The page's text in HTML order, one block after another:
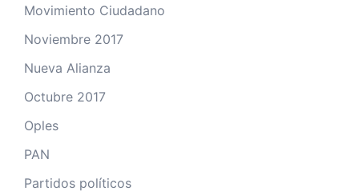
Movimiento Ciudadano
Noviembre 2017
Nueva Alianza
Octubre 2017
Oples
PAN
Partidos políticos